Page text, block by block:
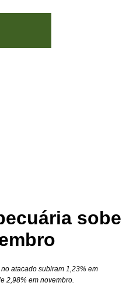
sobe
atacado subiram 1,23% em
2,98% em novembro.